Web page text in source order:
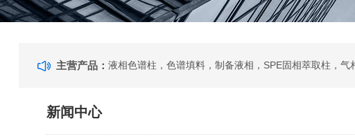
主营产品：
新闻中心